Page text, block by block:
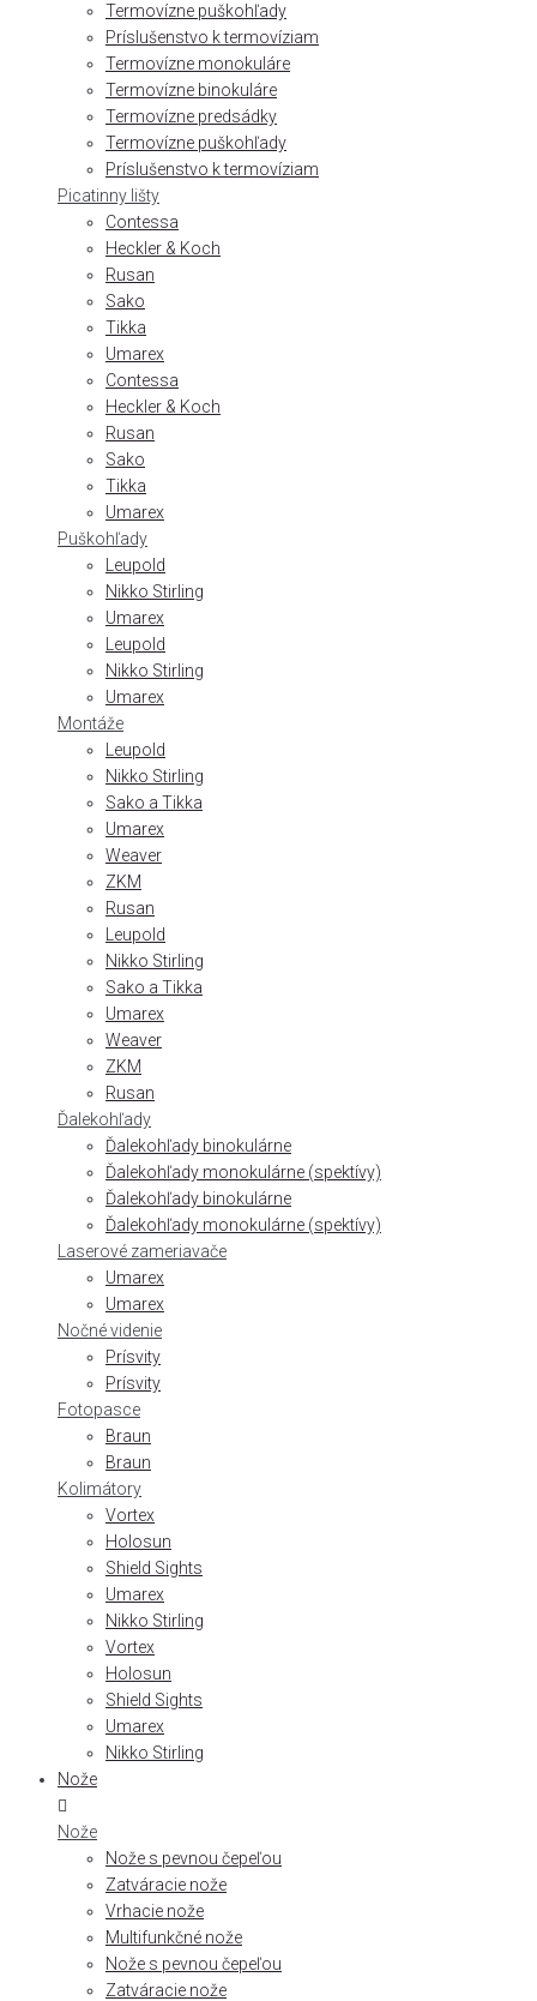
Termovízne puškohľady
Príslušenstvo k termovíziam
Termovízne monokuláre
Termovízne binokuláre
Termovízne predsádky
Termovízne puškohľady
Príslušenstvo k termovíziam
Picatinny lišty
Contessa
Heckler & Koch
Rusan
Sako
Tikka
Umarex
Contessa
Heckler & Koch
Rusan
Sako
Tikka
Umarex
Puškohľady
Leupold
Nikko Stirling
Umarex
Leupold
Nikko Stirling
Umarex
Montáže
Leupold
Nikko Stirling
Sako a Tikka
Umarex
Weaver
ZKM
Rusan
Leupold
Nikko Stirling
Sako a Tikka
Umarex
Weaver
ZKM
Rusan
Ďalekohľady
Ďalekohľady binokulárne
Ďalekohľady monokulárne (spektívy)
Ďalekohľady binokulárne
Ďalekohľady monokulárne (spektívy)
Laserové zameriavače
Umarex
Umarex
Nočné videnie
Prísvity
Prísvity
Fotopasce
Braun
Braun
Kolimátory
Vortex
Holosun
Shield Sights
Umarex
Nikko Stirling
Vortex
Holosun
Shield Sights
Umarex
Nikko Stirling
Nože
Nože
Nože s pevnou čepeľou
Zatváracie nože
Vrhacie nože
Multifunkčné nože
Nože s pevnou čepeľou
Zatváracie nože